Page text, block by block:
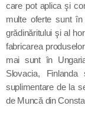
Informatii utile
Destinația
litoralului
Inaugurarea
afecțiuni
care pot aplica şi
multe oferte sunt
grădinăritului şi al
fabricarea
mai sunt în
Slovacia,
suplimentare de la
de Muncă din